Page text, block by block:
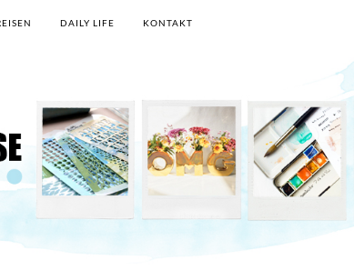
DAILY LIFE KONTAKT